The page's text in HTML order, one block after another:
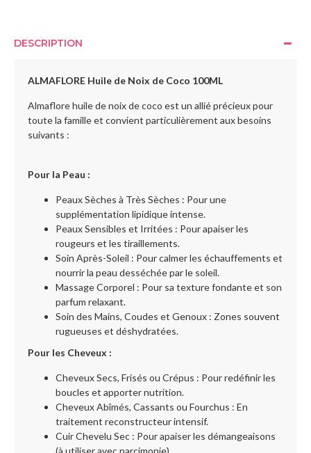
DESCRIPTION
ALMAFLORE Huile de Noix de Coco 100ML
Almaflore huile de noix de coco est un allié précieux pour
toute la famille et convient particulièrement aux besoins
suivants :
Pour la Peau :
Peaux Sèches à Très Sèches : Pour une
supplémentation lipidique intense.
Peaux Sensibles et Irritées : Pour apaiser les
rougeurs et les tiraillements.
Soin Après-Soleil : Pour calmer les échauffements et
nourrir la peau desséchée par le soleil.
Massage Corporel : Pour sa texture fondante et son
parfum relaxant.
Soin des Mains, Coudes et Genoux : Zones souvent
rugueuses et déshydratées.
Pour les Cheveux :
Cheveux Secs, Frisés ou Crépus : Pour redéfinir les
boucles et apporter nutrition.
Cheveux Abîmés, Cassants ou Fourchus : En
traitement reconstructeur intensif.
Cuir Chevelu Sec : Pour apaiser les démangeaisons
(à utiliser avec parcimonie).